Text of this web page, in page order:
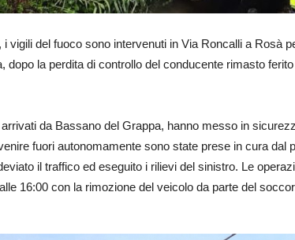
i vigili del fuoco sono intervenuti in Via Roncalli a Rosà
dopo la perdita di controllo del conducente rimasto
da Bassano del Grappa, hanno messo in
fuori autonomamente sono state prese in cura dal
il traffico ed eseguito i rilievi del sinistro. Le
16:00 con la rimozione del veicolo da parte del